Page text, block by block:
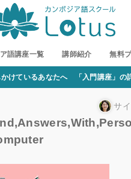
語講座一覧 講師紹介 無料
けているあなたへ 「入門講座」の
サ